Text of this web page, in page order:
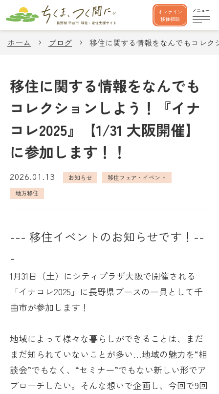
オンライン
移住相談
ホーム ブログ 移住に関する情報をなんでもコレク
移住に関する情報をなんでも
コレクションしよう！『イナ
コレ2025』【1/31 大阪開催】
に参加します！！
2026.01.13 お知らせ
移住フェア・イベント
地方移住
--- 移住イベントのお知らせです！--
-
1月31日（土）にシティプラザ大阪で開催される
「イナコレ2025」に長野県ブースの一員として千
曲市が参加します！
地域によって様々な暮らしができることは、まだ
まだ知られていないことが多い…地域の魅力を“相
談会”でもなく、“セミナー”でもない新しい形でア
プローチしたい。そんな想いで企画し、今回で9回